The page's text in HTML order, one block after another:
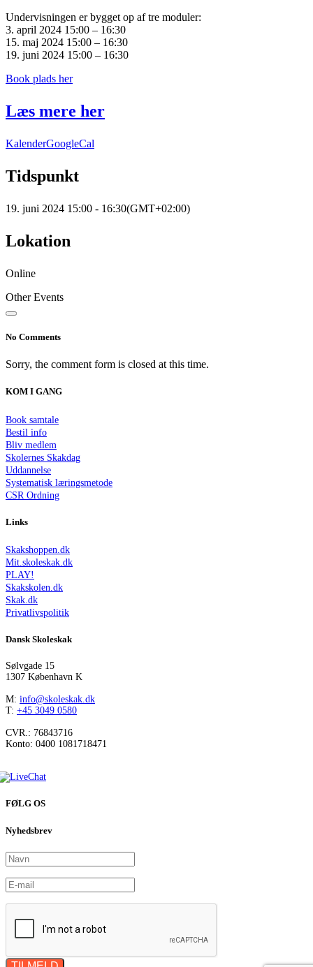
Undervisningen er bygget op af tre moduler:
3. april 2024 15:00 – 16:30
15. maj 2024 15:00 – 16:30
19. juni 2024 15:00 – 16:30
Book plads her
Læs mere her
KalenderGoogleCal
Tidspunkt
19. juni 2024 15:00 - 16:30(GMT+02:00)
Lokation
Online
Other Events
No Comments
Sorry, the comment form is closed at this time.
KOM I GANG
Book samtale
Bestil info
Bliv medlem
Skolernes Skakdag
Uddannelse
Systematisk læringsmetode
CSR Ordning
Links
Skakshoppen.dk
Mit.skoleskak.dk
PLAY!
Skakskolen.dk
Skak.dk
Privatlivspolitik
Dansk Skoleskak
Sølvgade 15
1307 København K
M: info@skoleskak.dk
T: +45 3049 0580
CVR.: 76843716
Konto: 0400 1081718471
FØLG OS
Nyhedsbrev